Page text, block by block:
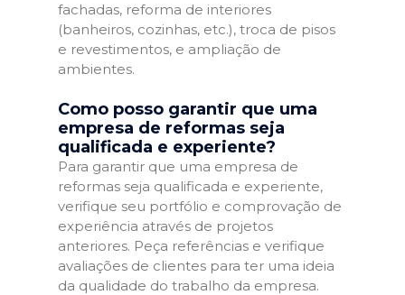
fachadas, reforma de interiores
(banheiros, cozinhas, etc.), troca de pisos
e revestimentos, e ampliação de
ambientes.
Como posso garantir que uma
empresa de reformas seja
qualificada e experiente?
Para garantir que uma empresa de
reformas seja qualificada e experiente,
verifique seu portfólio e comprovação de
experiência através de projetos
anteriores. Peça referências e verifique
avaliações de clientes para ter uma ideia
da qualidade do trabalho da empresa.